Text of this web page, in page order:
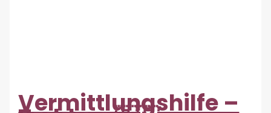
Vermittlungshilfe –